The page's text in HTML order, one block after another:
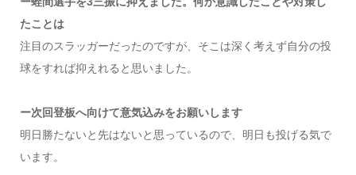
たことは
注目のスラッガーだったのですが、そこは深く考えず自分の投
球をすれば抑えれると思いました。
ー次回登板へ向けて意気込みをお願いします
明日勝たないと先はないと思っているので、明日も投げる気で
います。